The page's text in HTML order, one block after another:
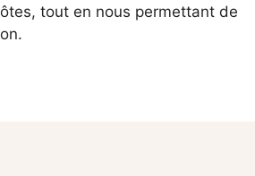
tout en nous permettant de